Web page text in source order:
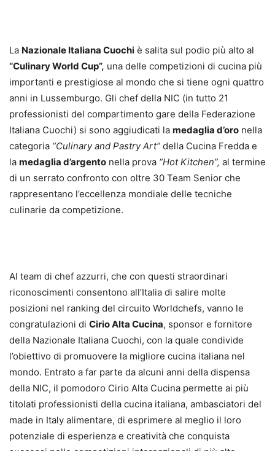
La Nazionale Italiana Cuochi è salita sul podio più alto al
“Culinary World Cup”, una delle competizioni di cucina più
importanti e prestigiose al mondo che si tiene ogni quattro
anni in Lussemburgo. Gli chef della NIC (in tutto 21
professionisti del compartimento gare della Federazione
Italiana Cuochi) si sono aggiudicati la medaglia d’oro nella
categoria “Culinary and Pastry Art” della Cucina Fredda e
la medaglia d’argento nella prova “Hot Kitchen”, al termine
di un serrato confronto con oltre 30 Team Senior che
rappresentano l’eccellenza mondiale delle tecniche
culinarie da competizione.
Al team di chef azzurri, che con questi straordinari
riconoscimenti consentono all’Italia di salire molte
posizioni nel ranking del circuito Worldchefs, vanno le
congratulazioni di Cirio Alta Cucina, sponsor e fornitore
della Nazionale Italiana Cuochi, con la quale condivide
l’obiettivo di promuovere la migliore cucina italiana nel
mondo. Entrato a far parte da alcuni anni della dispensa
della NIC, il pomodoro Cirio Alta Cucina permette ai più
titolati professionisti della cucina italiana, ambasciatori del
made in Italy alimentare, di esprimere al meglio il loro
potenziale di esperienza e creatività che conquista